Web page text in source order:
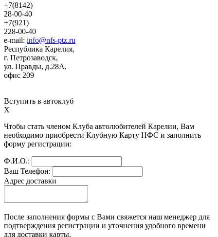
+7(8142)
28-00-40
+7(921)
228-00-40
e-mail: info@nfs-ptz.ru
Республика Карелия,
г. Петрозаводск,
ул. Правды, д.28А,
офис 209
Вступить в автоклуб
X
Чтобы стать членом Клуба автолюбителей Карелии, Вам
необходимо приобрести Клубную Карту НФС и заполнить
форму регистрации:
Ф.И.О.:
Ваш Телефон:
Адрес доставки
После заполнения формы с Вами свяжется наш менеджер для
подтверждения регистрации и уточнения удобного времени
для доставки карты.